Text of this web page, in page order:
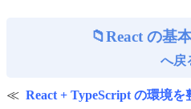
React の基
へ戻
React + TypeScript の環境